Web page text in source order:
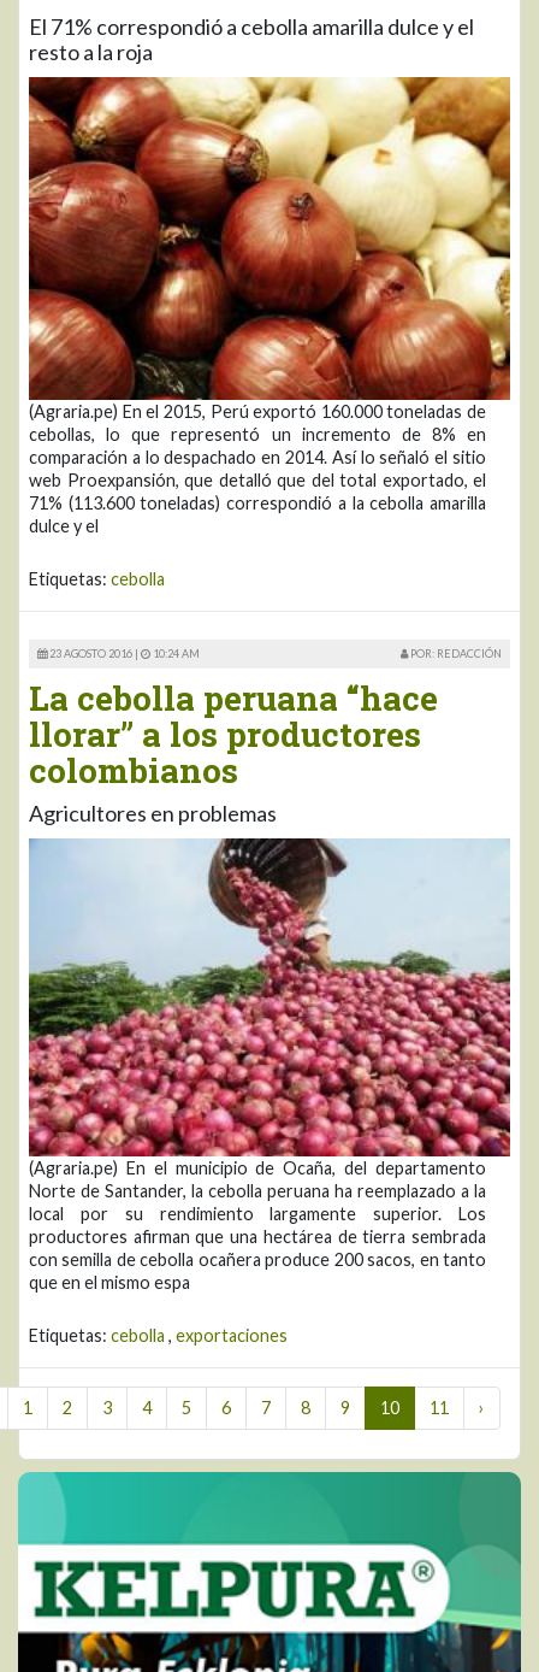
El 71% correspondió a cebolla amarilla dulce y el
resto a la roja
(Agraria.pe) En el 2015, Perú exportó 160.000 toneladas de
cebollas, lo que representó un incremento de 8% en
comparación a lo despachado en 2014. Así lo señaló el sitio
web Proexpansión, que detalló que del total exportado, el
71% (113.600 toneladas) correspondió a la cebolla amarilla
dulce y el
Etiquetas: cebolla
23 AGOSTO 2016 | 10:24 AM POR: REDACCIÓN
La cebolla peruana “hace
llorar” a los productores
colombianos
Agricultores en problemas
(Agraria.pe) En el municipio de Ocaña, del departamento
Norte de Santander, la cebolla peruana ha reemplazado a la
local por su rendimiento largamente superior. Los
productores afirman que una hectárea de tierra sembrada
con semilla de cebolla ocañera produce 200 sacos, en tanto
que en el mismo espa
Etiquetas: cebolla , exportaciones
1 2 3 4 5 6 7 8 9 10 11 ›